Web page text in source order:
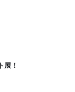
展！